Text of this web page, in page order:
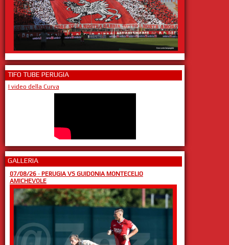
TIFO TUBE PERUGIA
I video della Curva
GALLERIA
07/08/26- PERUGIA VS GUIDONIA MONTECELIO
AMICHEVOLE